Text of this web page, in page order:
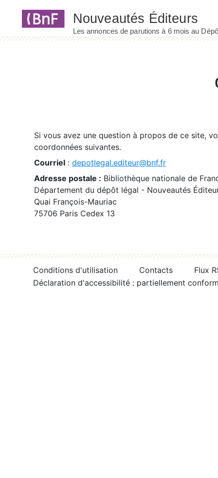
Si vous avez une question à propos de ce site,
coordonnées suivantes.
Courriel : depotlegal.editeur@bnf.fr
Adresse postale : Bibliothèque nationale de
Département du dépôt légal - Nouveautés
Quai François-Mauriac
75706 Paris Cedex 13
Conditions d'utilisation Contacts
Flux
Déclaration d'accessibilité : partiellement